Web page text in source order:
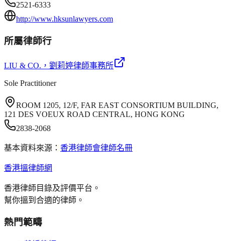
2521-6333
http://www.hksunlawyers.com
所屬律師行
LIU & CO. ，劉莉婷律師事務所
Sole Practitioner
ROOM 1205, 12/F, FAR EAST CONSORTIUM BUILDING,
121 DES VOEUX ROAD CENTRAL, HONG KONG
2838-2068
基本資料來源： 香港律師會律師名冊
香港搵律師網
香港律師目錄及評價平台。
幫你搵到合適的律師。
熱門範疇